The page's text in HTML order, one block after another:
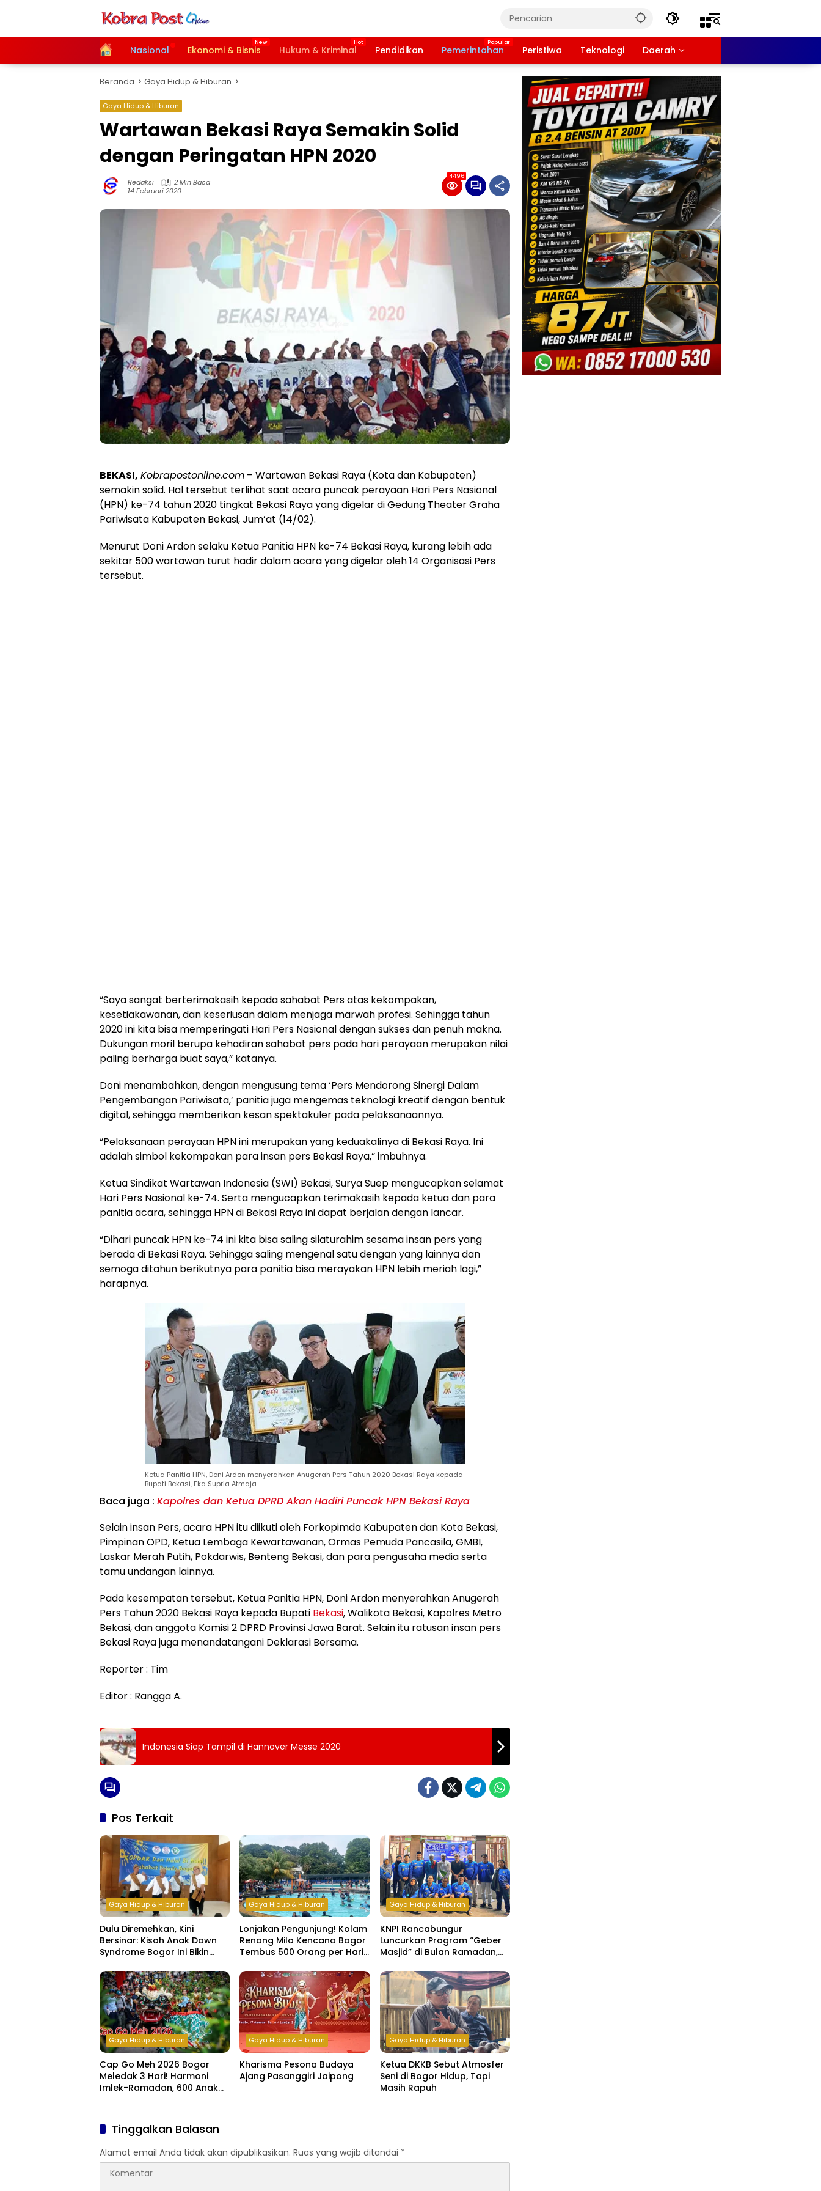
HomeNasional Ekonomi & Bisnis Hukum & Kriminal Pendidikan Pemerintahan Peristiwa Teknologi Daerah
Beranda Gaya Hidup & Hiburan
Gaya Hidup & Hiburan
Wartawan Bekasi Raya Semakin Solid
dengan Peringatan HPN 2020
Redaksi
2 Min Baca
14 Februari 2020
4496
BEKASI, Kobrapostonline.com – Wartawan Bekasi Raya (Kota dan Kabupaten)
semakin solid. Hal tersebut terlihat saat acara puncak perayaan Hari Pers Nasional
(HPN) ke-74 tahun 2020 tingkat Bekasi Raya yang digelar di Gedung Theater Graha
Pariwisata Kabupaten Bekasi, Jum’at (14/02).
Menurut Doni Ardon selaku Ketua Panitia HPN ke-74 Bekasi Raya, kurang lebih ada
sekitar 500 wartawan turut hadir dalam acara yang digelar oleh 14 Organisasi Pers
tersebut.
“Saya sangat berterimakasih kepada sahabat Pers atas kekompakan,
kesetiakawanan, dan keseriusan dalam menjaga marwah profesi. Sehingga tahun
2020 ini kita bisa memperingati Hari Pers Nasional dengan sukses dan penuh makna.
Dukungan moril berupa kehadiran sahabat pers pada hari perayaan merupakan nilai
paling berharga buat saya,” katanya.
Doni menambahkan, dengan mengusung tema ‘Pers Mendorong Sinergi Dalam
Pengembangan Pariwisata,’ panitia juga mengemas teknologi kreatif dengan bentuk
digital, sehingga memberikan kesan spektakuler pada pelaksanaannya.
“Pelaksanaan perayaan HPN ini merupakan yang keduakalinya di Bekasi Raya. Ini
adalah simbol kekompakan para insan pers Bekasi Raya,” imbuhnya.
Ketua Sindikat Wartawan Indonesia (SWI) Bekasi, Surya Suep mengucapkan selamat
Hari Pers Nasional ke-74. Serta mengucapkan terimakasih kepada ketua dan para
panitia acara, sehingga HPN di Bekasi Raya ini dapat berjalan dengan lancar.
“Dihari puncak HPN ke-74 ini kita bisa saling silaturahim sesama insan pers yang
berada di Bekasi Raya. Sehingga saling mengenal satu dengan yang lainnya dan
semoga ditahun berikutnya para panitia bisa merayakan HPN lebih meriah lagi,”
harapnya.
Ketua Panitia HPN, Doni Ardon menyerahkan Anugerah Pers Tahun 2020 Bekasi Raya kepada
Bupati Bekasi, Eka Supria Atmaja
Baca juga : Kapolres dan Ketua DPRD Akan Hadiri Puncak HPN Bekasi Raya
Selain insan Pers, acara HPN itu diikuti oleh Forkopimda Kabupaten dan Kota Bekasi,
Pimpinan OPD, Ketua Lembaga Kewartawanan, Ormas Pemuda Pancasila, GMBI,
Laskar Merah Putih, Pokdarwis, Benteng Bekasi, dan para pengusaha media serta
tamu undangan lainnya.
Pada kesempatan tersebut, Ketua Panitia HPN, Doni Ardon menyerahkan Anugerah
Pers Tahun 2020 Bekasi Raya kepada Bupati Bekasi, Walikota Bekasi, Kapolres Metro
Bekasi, dan anggota Komisi 2 DPRD Provinsi Jawa Barat. Selain itu ratusan insan pers
Bekasi Raya juga menandatangani Deklarasi Bersama.
Reporter : Tim
Editor : Rangga A.
Indonesia Siap Tampil di Hannover Messe 2020
Pos Terkait
Gaya Hidup & Hiburan
Dulu Diremehkan, Kini
Bersinar: Kisah Anak Down
Syndrome Bogor Ini Bikin
Gaya Hidup & Hiburan
Lonjakan Pengunjung! Kolam
Renang Mila Kencana Bogor
Tembus 500 Orang per Hari
Gaya Hidup & Hiburan
KNPI Rancabungur
Luncurkan Program “Geber
Masjid” di Bulan Ramadan,
Kebersamaan Pemuda
Gaya Hidup & Hiburan
Cap Go Meh 2026 Bogor
Meledak 3 Hari! Harmoni
Imlek-Ramadan, 600 Anak
Gaya Hidup & Hiburan
Kharisma Pesona Budaya
Ajang Pasanggiri Jaipong
Gaya Hidup & Hiburan
Ketua DKKB Sebut Atmosfer
Seni di Bogor Hidup, Tapi
Masih Rapuh
Tinggalkan Balasan
Alamat email Anda tidak akan dipublikasikan. Ruas yang wajib ditandai *